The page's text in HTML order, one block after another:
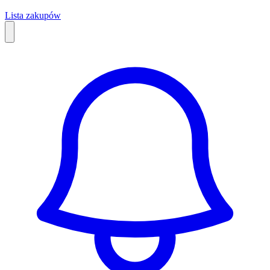
Lista zakupów